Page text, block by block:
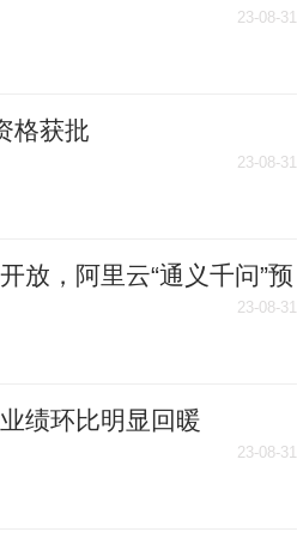
23-08-31
格获批
23-08-31
放，阿里云“通义千问”预
23-08-31
绩环比明显回暖
23-08-31